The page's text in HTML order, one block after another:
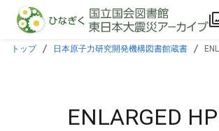
本文に飛ぶ
トップ 日本原子力研究開発機構図書館蔵書
ENLARGED